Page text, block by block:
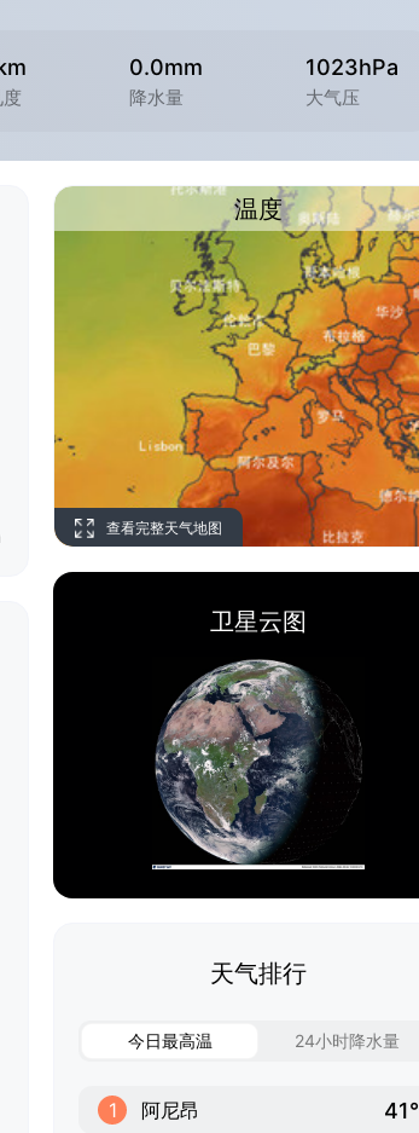
0.0mm
降水量
1023hPa
大气压
温度
查看完整天气地图
卫星云图
天气排行
今日最高温 24小时降水量
1 阿尼昂 41°